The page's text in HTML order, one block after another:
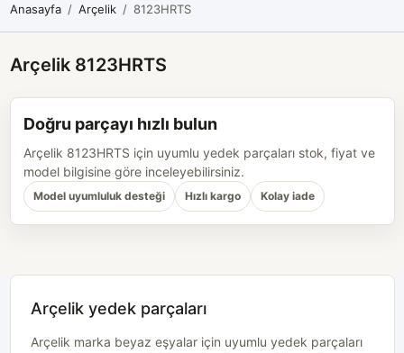
Anasayfa Arçelik 8123HRTS
Arçelik 8123HRTS
Doğru parçayı hızlı bulun
Arçelik 8123HRTS için uyumlu yedek parçaları stok, fiyat ve
model bilgisine göre inceleyebilirsiniz.
Model uyumluluk desteği Hızlı kargo Kolay iade
Arçelik yedek parçaları
Arçelik marka beyaz eşyalar için uyumlu yedek parçaları